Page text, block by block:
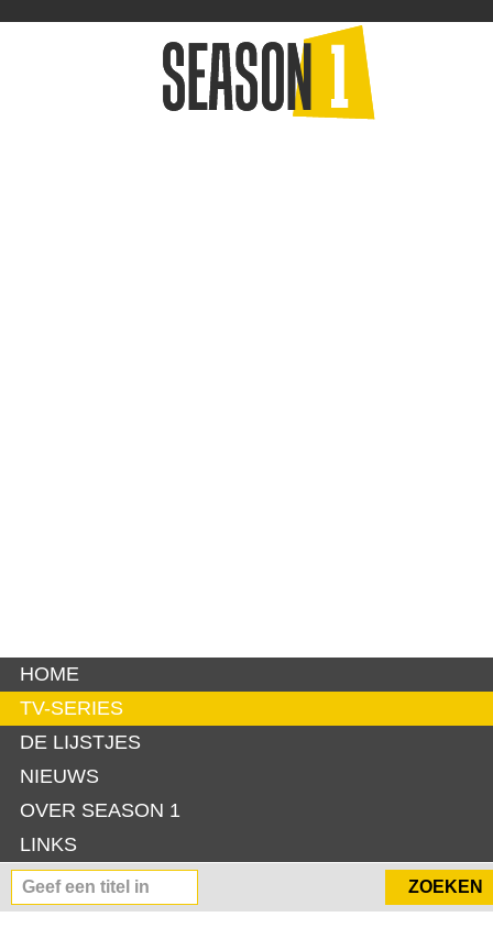
HOME
TV-SERIES
DE LIJSTJES
NIEUWS
OVER SEASON 1
LINKS